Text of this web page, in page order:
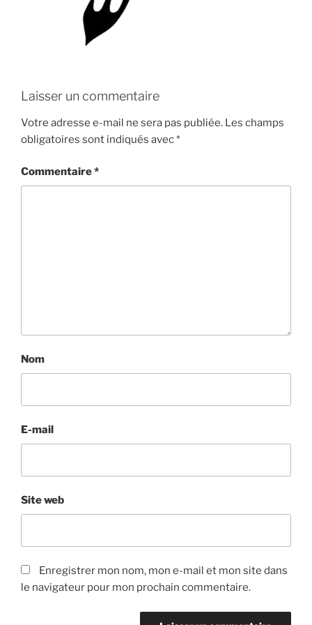
Laisser un commentaire
Votre adresse e-mail ne sera pas publiée. Les champs
obligatoires sont indiqués avec*
Commentaire*
Nom
E-mail
Site web
Enregistrer mon nom, mon e-mail et mon site dans
le navigateur pour mon prochain commentaire.